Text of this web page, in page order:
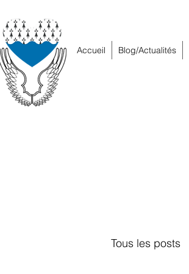
Accueil Blog/Actualités
Tous les posts